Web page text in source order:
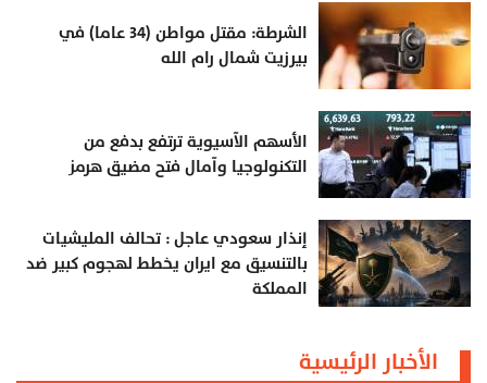
الشرطة: مقتل مواطن (34 عاما) في
بيرزيت شمال رام الله
الأسهم الآسيوية ترتفع بدفع من
التكنولوجيا وآمال فتح مضيق هرمز
إنذار سعودي عاجل : تحالف المليشيات
بالتنسيق مع ايران يخطط لهجوم كبير ضد
المملكة
الأخبار الرئيسية